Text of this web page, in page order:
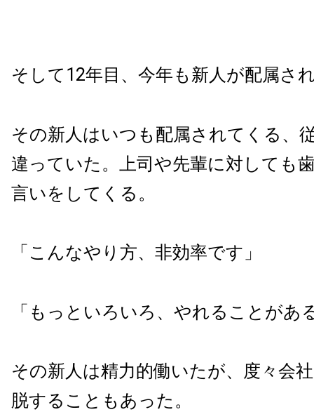
そして12年目、今年も新人が配属さ
その新人はいつも配属されてくる、
違っていた。上司や先輩に対しても
言いをしてくる。
「こんなやり方、非効率です」
「もっといろいろ、やれることがあ
その新人は精力的働いたが、度々会
脱することもあった。